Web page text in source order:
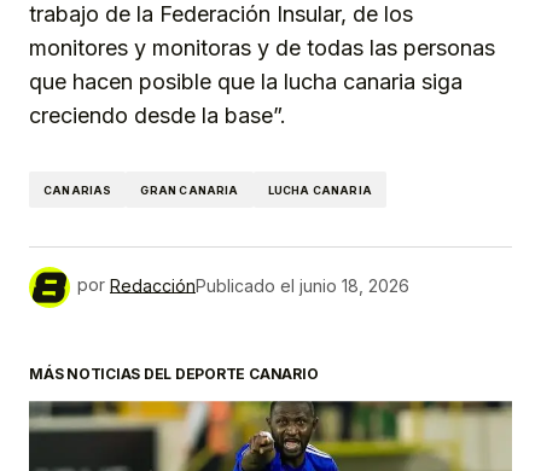
trabajo de la Federación Insular, de los
monitores y monitoras y de todas las personas
que hacen posible que la lucha canaria siga
creciendo desde la base”.
CANARIAS GRAN CANARIA LUCHA CANARIA
por RedacciónPublicado el junio 18, 2026
MÁS NOTICIAS DEL DEPORTE CANARIO